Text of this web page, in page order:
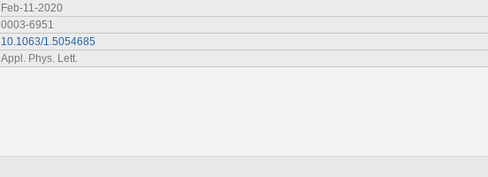
Feb-11-2020
0003-6951
10.1063/1.5054685
Appl. Phys. Lett.